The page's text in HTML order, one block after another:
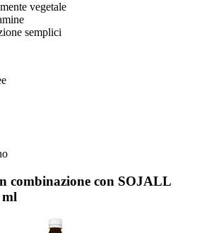
vegetale
semplici
combinazione con SOJALL